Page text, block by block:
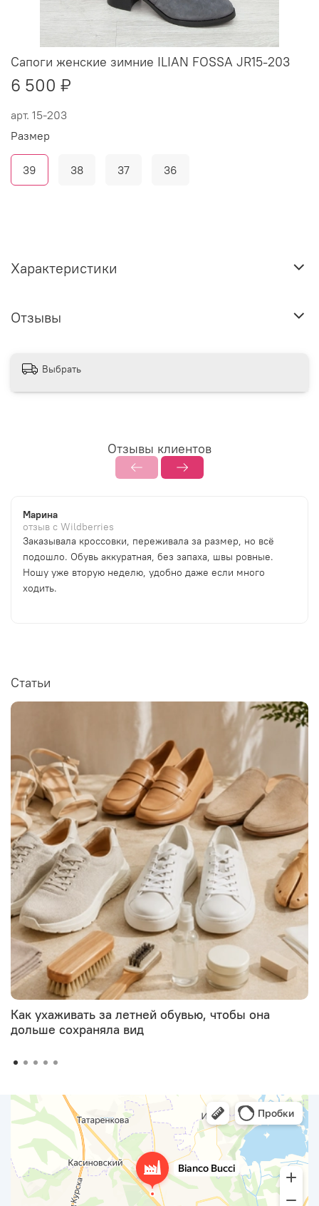
арт. 15-203
Сапоги женские зимние ILIAN FOSSA JR15-203
6 500 ₽
Размер
39 38 37 36
Характеристики
Отзывы
Выбрать
Отзывы клиентов
Марина
отзыв с Wildberries
Заказывала кроссовки, переживала за размер, но всё
подошло. Обувь аккуратная, без запаха, швы ровные.
Ношу уже вторую неделю, удобно даже если много
ходить.
Статьи
Как ухаживать за летней обувью, чтобы она
дольше сохраняла вид